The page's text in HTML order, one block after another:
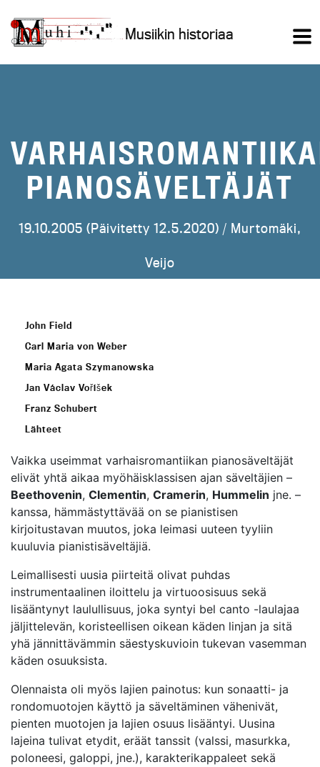
sisältöön
Musiikin historiaa
PIANOSÄVELTÄJÄT
19.10.2005 (Päivitetty 12.5.2020) / Murtomäki,
Veijo
John Field
Carl Maria von Weber
Maria Agata Szymanowska
Jan Václav Voříšek
Franz Schubert
Lähteet
Vaikka useimmat varhaisromantiikan pianosäveltäjät
elivät yhtä aikaa myöhäisklassisen ajan säveltäjien –
Beethovenin, Clementin, Cramerin, Hummelin jne. –
kanssa, hämmästyttävää on se pianistisen
kirjoitustavan muutos, joka leimasi uuteen tyyliin
kuuluvia pianistisäveltäjiä.
Leimallisesti uusia piirteitä olivat puhdas
instrumentaalinen iloittelu ja virtuoosisuus sekä
lisääntynyt laulullisuus, joka syntyi bel canto -laulajaa
jäljittelevän, koristeellisen oikean käden linjan ja sitä
yhä jännittävämmin säestyskuvioin tukevan vasemman
käden osuuksista.
Olennaista oli myös lajien painotus: kun sonaatti- ja
rondomuotojen käyttö ja säveltäminen vähenivät,
pienten muotojen ja lajien osuus lisääntyi. Uusina
lajeina tulivat etydit, eräät tanssit (valssi, masurkka,
poloneesi, galoppi, jne.), karakterikappaleet sekä